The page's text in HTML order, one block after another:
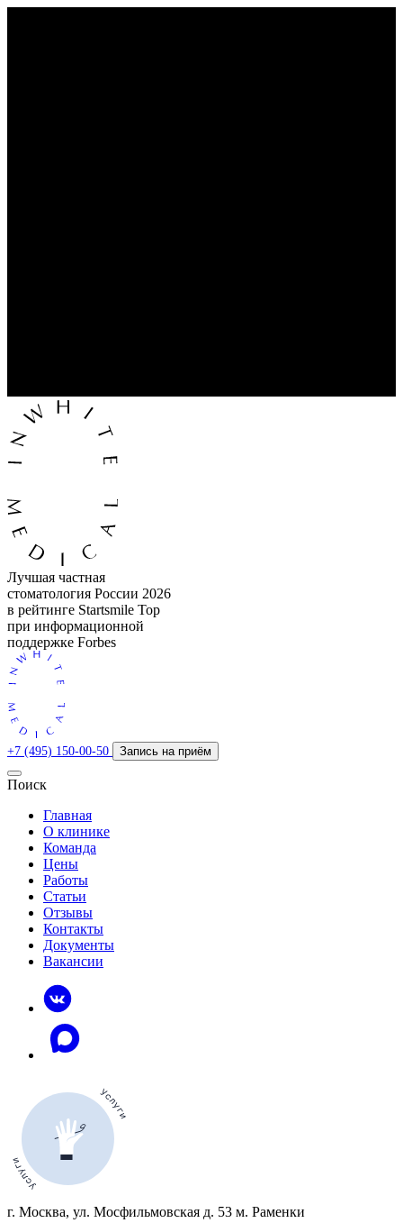
Лучшая частная
стоматология России 2026
в рейтинге Startsmile Top
при информационной
поддержке Forbes
+7 (495) 150-00-50 Запись на приём
Поиск
Главная
О клинике
Команда
Цены
Работы
Статьи
Отзывы
Контакты
Документы
Вакансии
г. Москва, ул. Мосфильмовская д. 53 м. Раменки